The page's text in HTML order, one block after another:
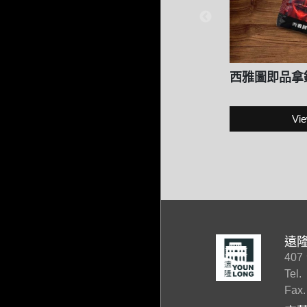
西雅圖即品
遠
407
Tel.
Fax.